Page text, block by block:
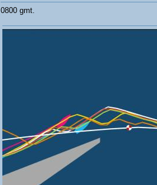
0800 gmt.